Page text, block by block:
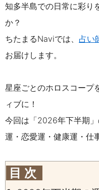
知多半島での日常に彩り
か？
ちたまるNaviでは、 占い
お届けします。
星座ごとのホロスコープ
ィブに！
今回は「2026年下半期」
運・恋愛運・健康運・仕
目 次